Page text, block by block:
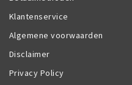
Klantenservice
Algemene voorwaarden
Disclaimer
Privacy Policy